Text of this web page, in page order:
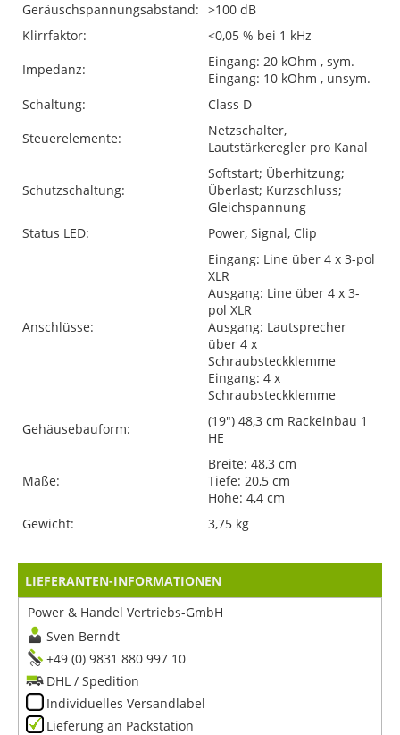
Geräuschspannungsabstand: >100 dB
Klirrfaktor:
<0,05 % bei 1 kHz
Impedanz:
Eingang: 20 kOhm , sym.
Eingang: 10 kOhm , unsym.
Schaltung:
Class D
Steuerelemente:
Netzschalter,
Lautstärkeregler pro Kanal
Schutzschaltung:
Softstart; Überhitzung;
Überlast; Kurzschluss;
Gleichspannung
Status LED:
Power, Signal, Clip
Anschlüsse:
Eingang: Line über 4 x 3-pol
XLR
Ausgang: Line über 4 x 3-
pol XLR
Ausgang: Lautsprecher
über 4 x
Schraubsteckklemme
Eingang: 4 x
Schraubsteckklemme
Gehäusebauform:
(19") 48,3 cm Rackeinbau 1
HE
Maße:
Breite: 48,3 cm
Tiefe: 20,5 cm
Höhe: 4,4 cm
Gewicht:
3,75 kg
LIEFERANTEN-INFORMATIONEN
Power & Handel Vertriebs-GmbH
Sven Berndt
+49 (0) 9831 880 997 10
DHL / Spedition
Individuelles Versandlabel
Lieferung an Packstation